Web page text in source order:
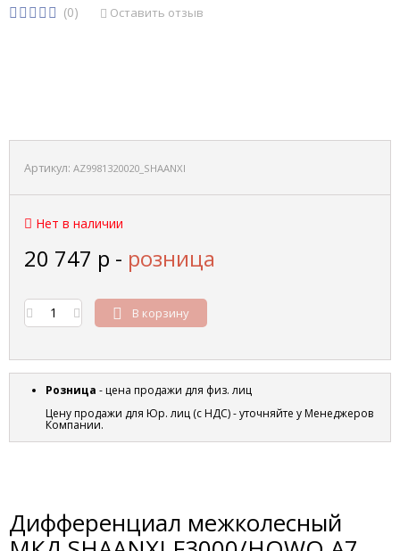
(0) Оставить отзыв
Артикул: AZ9981320020_SHAANXI
Нет в наличии
20 747 р - розница
В корзину
Розница - цена продажи для физ. лиц
Цену продажи для Юр. лиц (с НДС) - уточняйте у Менеджеров
Компании.
Дифференциал межколесный